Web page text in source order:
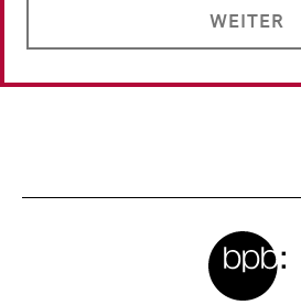
WEITER